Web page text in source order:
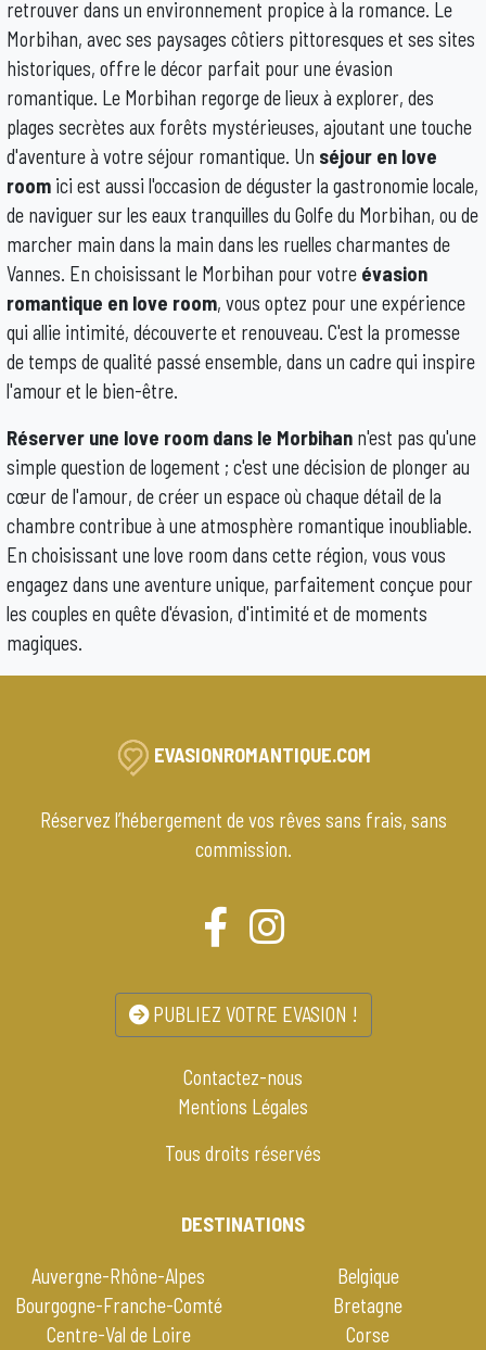
retrouver dans un environnement propice à la romance. Le
Morbihan, avec ses paysages côtiers pittoresques et ses sites
historiques, offre le décor parfait pour une évasion
romantique. Le Morbihan regorge de lieux à explorer, des
plages secrètes aux forêts mystérieuses, ajoutant une touche
d'aventure à votre séjour romantique. Un séjour en love
room ici est aussi l'occasion de déguster la gastronomie locale,
de naviguer sur les eaux tranquilles du Golfe du Morbihan, ou de
marcher main dans la main dans les ruelles charmantes de
Vannes. En choisissant le Morbihan pour votre évasion
romantique en love room, vous optez pour une expérience
qui allie intimité, découverte et renouveau. C'est la promesse
de temps de qualité passé ensemble, dans un cadre qui inspire
l'amour et le bien-être.
Réserver une love room dans le Morbihan n'est pas qu'une
simple question de logement ; c'est une décision de plonger au
cœur de l'amour, de créer un espace où chaque détail de la
chambre contribue à une atmosphère romantique inoubliable.
En choisissant une love room dans cette région, vous vous
engagez dans une aventure unique, parfaitement conçue pour
les couples en quête d'évasion, d'intimité et de moments
magiques.
EVASIONROMANTIQUE.COM
Réservez l’hébergement de vos rêves sans frais, sans
commission.
PUBLIEZ VOTRE EVASION !
Contactez-nous
Mentions Légales
Tous droits réservés
DESTINATIONS
Auvergne-Rhône-Alpes
Belgique
Bourgogne-Franche-Comté
Bretagne
Centre-Val de Loire
Corse